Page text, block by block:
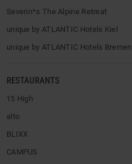
Severin*s The Alpine Retreat
unique by ATLANTIC Hotels Kiel
unique by ATLANTIC Hotels Bremen
RESTAURANTS
15 High
alto
BLIXX
CAMPUS